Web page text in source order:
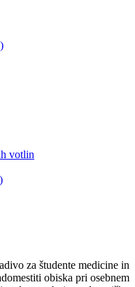
votlin
za študente medicine in
obiska pri osebnem